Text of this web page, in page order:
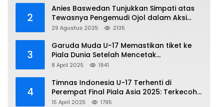
2
Anies Baswedan Tunjukkan Simpati atas
Tewasnya Pengemudi Ojol dalam Aksi
Demo
29 Agustus 2025 2135
3
Garuda Muda U-17 Memastikan tiket ke
Piala Dunia Setelah Mencetak
Kemenangan Gemilang atas Yaman 4-1 di
8 April 2025 1941
4
Timnas Indonesia U-17 Terhenti di
Perempat Final Piala Asia 2025: Terkecoh
Korea Utara
15 April 2025 1795